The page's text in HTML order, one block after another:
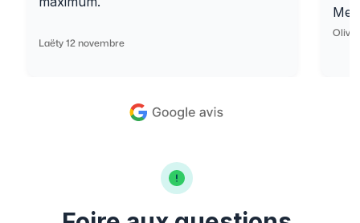
Laëty 12 novembre